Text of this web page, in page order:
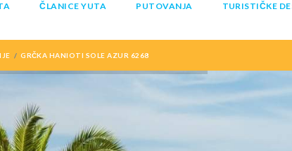
ČLANICE YUTA PUTOVANJA TURISTIČKE
GRČKA HANIOTI SOLE AZUR 6268